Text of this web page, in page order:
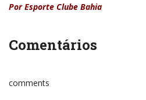
Por Esporte Clube Bahia
Comentários
comments